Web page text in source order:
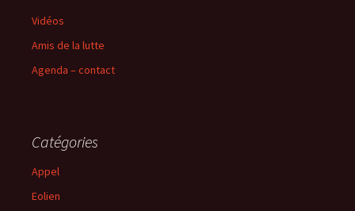
Vidéos
Amis de la lutte
Agenda – contact
Catégories
Appel
Eolien